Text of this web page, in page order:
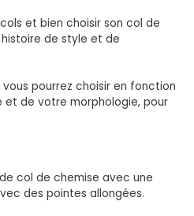
et bien choisir son col de
de style et de
pourrez choisir en fonction
de votre morphologie, pour
col de chemise avec une
des pointes allongées.